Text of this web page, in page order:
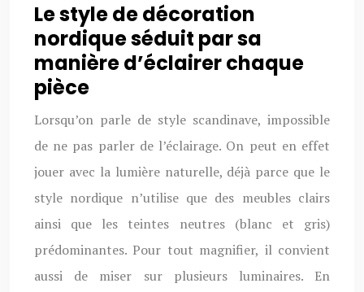
Le style de décoration
nordique séduit par sa
manière d’éclairer chaque
pièce
Lorsqu’on parle de style scandinave, impossible
de ne pas parler de l’éclairage. On peut en effet
jouer avec la lumière naturelle, déjà parce que le
style nordique n’utilise que des meubles clairs
ainsi que les teintes neutres (blanc et gris)
prédominantes. Pour tout magnifier, il convient
aussi de miser sur plusieurs luminaires. En